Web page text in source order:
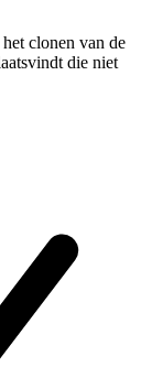
clonen van de
die niet